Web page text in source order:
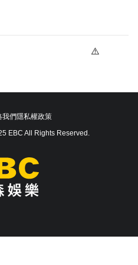
我們隱私權政策
EBC All Rights Reserved.